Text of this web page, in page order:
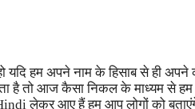
हम अपने नाम के हिसाब से ही अपने
है तो आज कैसा निकल के माध्यम
लेकर आए हैं हम आप लोगों को बताएंगे